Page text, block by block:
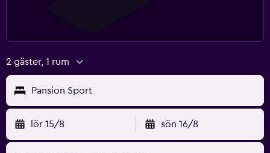
2 gäster, 1 rum
Pansion Sport
lör 15/8 sön 16/8